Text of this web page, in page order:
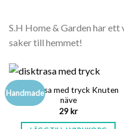
S.H Home & Garden har
saker till hemmet!
Handmade
Disktrasa med tryck Knuten
näve
29kr